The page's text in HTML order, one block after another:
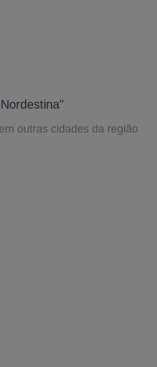
outras cidades da região